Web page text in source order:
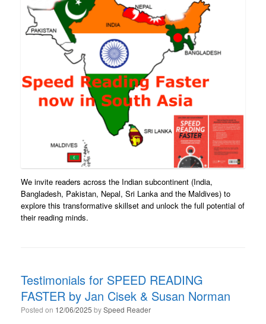
We invite readers across the Indian subcontinent (India,
Bangladesh, Pakistan, Nepal, Sri Lanka and the Maldives) to
explore this transformative skillset and unlock the full potential of
their reading minds.
Testimonials for SPEED READING
FASTER by Jan Cisek & Susan Norman
Posted on 12/06/2025 bySpeed Reader